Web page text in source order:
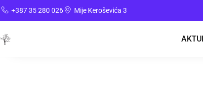
+387 35 280 026 Mije Keroševića 3